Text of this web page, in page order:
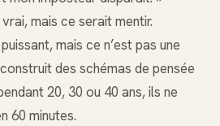
mais ce serait mentir.
mais ce n’est pas une
des schémas de pensée
20, 30 ou 40 ans, ils ne
60 minutes.